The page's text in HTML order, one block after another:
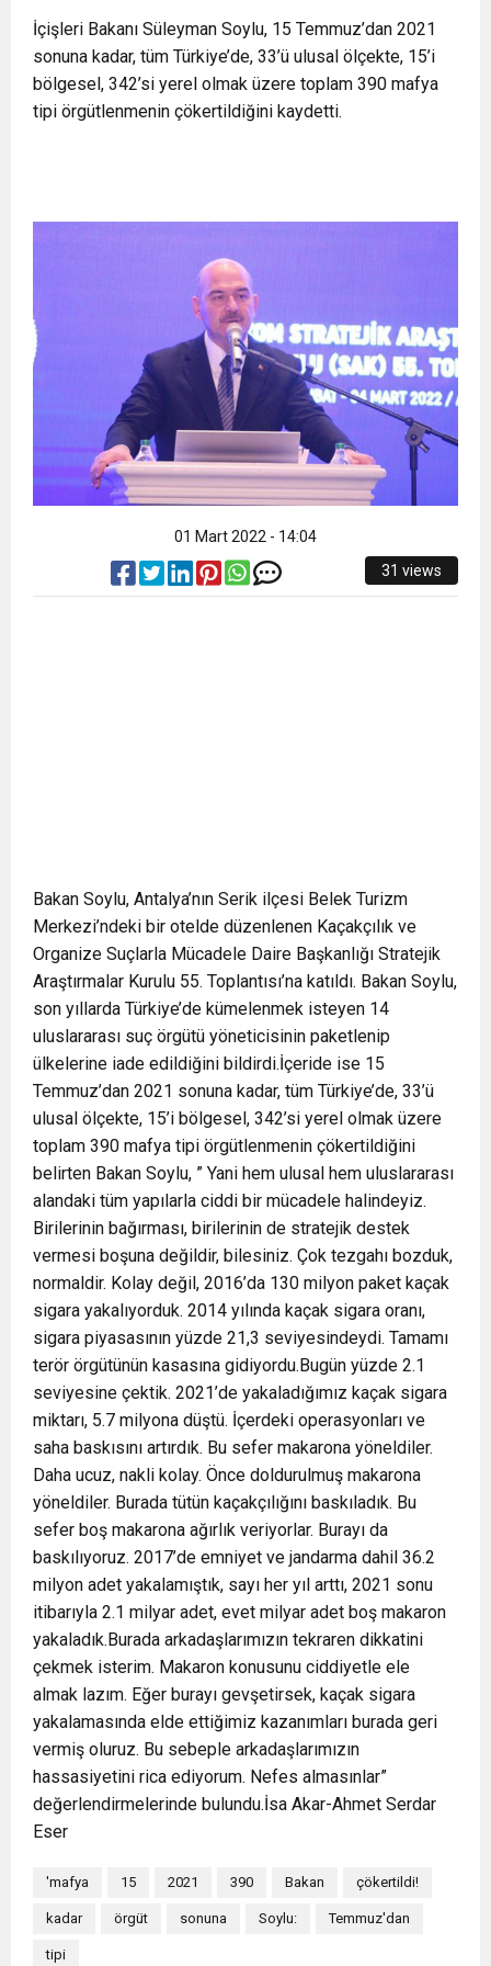
buluşturdu
11:36 Hareketsiz yaşam diyabete neden oluyor
11:32 Dr. Öcük, karın germe estetiği ile ilgili bilgi verdi
İçişleri Bakanı Süleyman Soylu, 15 Temmuz’dan 2021
sonuna kadar, tüm Türkiye’de, 33’ü ulusal ölçekte, 15’i
bölgesel, 342’si yerel olmak üzere toplam 390 mafya
tipi örgütlenmenin çökertildiğini kaydetti.
01 Mart 2022 - 14:04
31 views
Bakan Soylu, Antalya’nın Serik ilçesi Belek Turizm
Merkezi’ndeki bir otelde düzenlenen Kaçakçılık ve
Organize Suçlarla Mücadele Daire Başkanlığı Stratejik
Araştırmalar Kurulu 55. Toplantısı’na katıldı. Bakan Soylu,
son yıllarda Türkiye’de kümelenmek isteyen 14
uluslararası suç örgütü yöneticisinin paketlenip
ülkelerine iade edildiğini bildirdi.İçeride ise 15
Temmuz’dan 2021 sonuna kadar, tüm Türkiye’de, 33’ü
ulusal ölçekte, 15’i bölgesel, 342’si yerel olmak üzere
toplam 390 mafya tipi örgütlenmenin çökertildiğini
belirten Bakan Soylu, ” Yani hem ulusal hem uluslararası
alandaki tüm yapılarla ciddi bir mücadele halindeyiz.
Birilerinin bağırması, birilerinin de stratejik destek
vermesi boşuna değildir, bilesiniz. Çok tezgahı bozduk,
normaldir. Kolay değil, 2016’da 130 milyon paket kaçak
sigara yakalıyorduk. 2014 yılında kaçak sigara oranı,
sigara piyasasının yüzde 21,3 seviyesindeydi. Tamamı
terör örgütünün kasasına gidiyordu.Bugün yüzde 2.1
seviyesine çektik. 2021’de yakaladığımız kaçak sigara
miktarı, 5.7 milyona düştü. İçerdeki operasyonları ve
saha baskısını artırdık. Bu sefer makarona yöneldiler.
Daha ucuz, nakli kolay. Önce doldurulmuş makarona
yöneldiler. Burada tütün kaçakçılığını baskıladık. Bu
sefer boş makarona ağırlık veriyorlar. Burayı da
baskılıyoruz. 2017’de emniyet ve jandarma dahil 36.2
milyon adet yakalamıştık, sayı her yıl arttı, 2021 sonu
itibarıyla 2.1 milyar adet, evet milyar adet boş makaron
yakaladık.Burada arkadaşlarımızın tekraren dikkatini
çekmek isterim. Makaron konusunu ciddiyetle ele
almak lazım. Eğer burayı gevşetirsek, kaçak sigara
yakalamasında elde ettiğimiz kazanımları burada geri
vermiş oluruz. Bu sebeple arkadaşlarımızın
hassasiyetini rica ediyorum. Nefes almasınlar”
değerlendirmelerinde bulundu.İsa Akar-Ahmet Serdar
Eser
'mafya 15 2021 390 Bakan çökertildi!
kadar örgüt sonuna Soylu: Temmuz'dan
tipi